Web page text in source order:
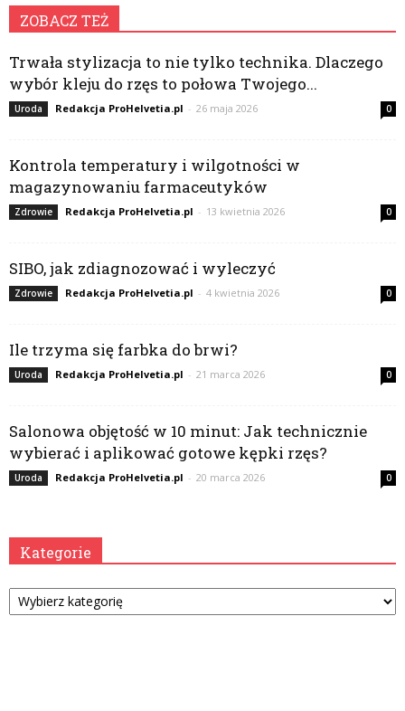
ZOBACZ TEŻ
Trwała stylizacja to nie tylko technika. Dlaczego
wybór kleju do rzęs to połowa Twojego...
Uroda Redakcja ProHelvetia.pl - 26 maja 2026 0
Kontrola temperatury i wilgotności w
magazynowaniu farmaceutyków
Zdrowie Redakcja ProHelvetia.pl - 13 kwietnia 2026 0
SIBO, jak zdiagnozować i wyleczyć
Zdrowie Redakcja ProHelvetia.pl - 4 kwietnia 2026 0
Ile trzyma się farbka do brwi?
Uroda Redakcja ProHelvetia.pl - 21 marca 2026 0
Salonowa objętość w 10 minut: Jak technicznie
wybierać i aplikować gotowe kępki rzęs?
Uroda Redakcja ProHelvetia.pl - 20 marca 2026 0
Kategorie
Kategorie